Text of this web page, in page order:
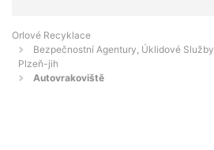
Orlové Recyklace
Bezpečnostní Agentury, Úklidové
Plzeň-jih
Autovrakoviště